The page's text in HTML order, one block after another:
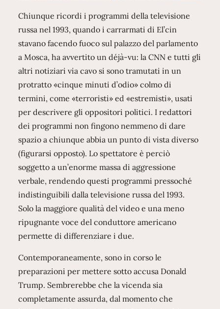
Chiunque ricordi i programmi della televisione
russa nel 1993, quando i carrarmati di El’cin
stavano facendo fuoco sul palazzo del parlamento
a Mosca, ha avvertito un déjà-vu: la CNN e tutti gli
altri notiziari via cavo si sono tramutati in un
protratto «cinque minuti d’odio» colmo di
termini, come «terroristi» ed «estremisti», usati
per descrivere gli oppositori politici. I redattori
dei programmi non fingono nemmeno di dare
spazio a chiunque abbia un punto di vista diverso
(figurarsi opposto). Lo spettatore è perciò
soggetto a un’enorme massa di aggressione
verbale, rendendo questi programmi pressoché
indistinguibili dalla televisione russa del 1993.
Solo la maggiore qualità del video e una meno
ripugnante voce del conduttore americano
permette di differenziare i due.
Contemporaneamente, sono in corso le
preparazioni per mettere sotto accusa Donald
Trump. Sembrerebbe che la vicenda sia
completamente assurda, dal momento che